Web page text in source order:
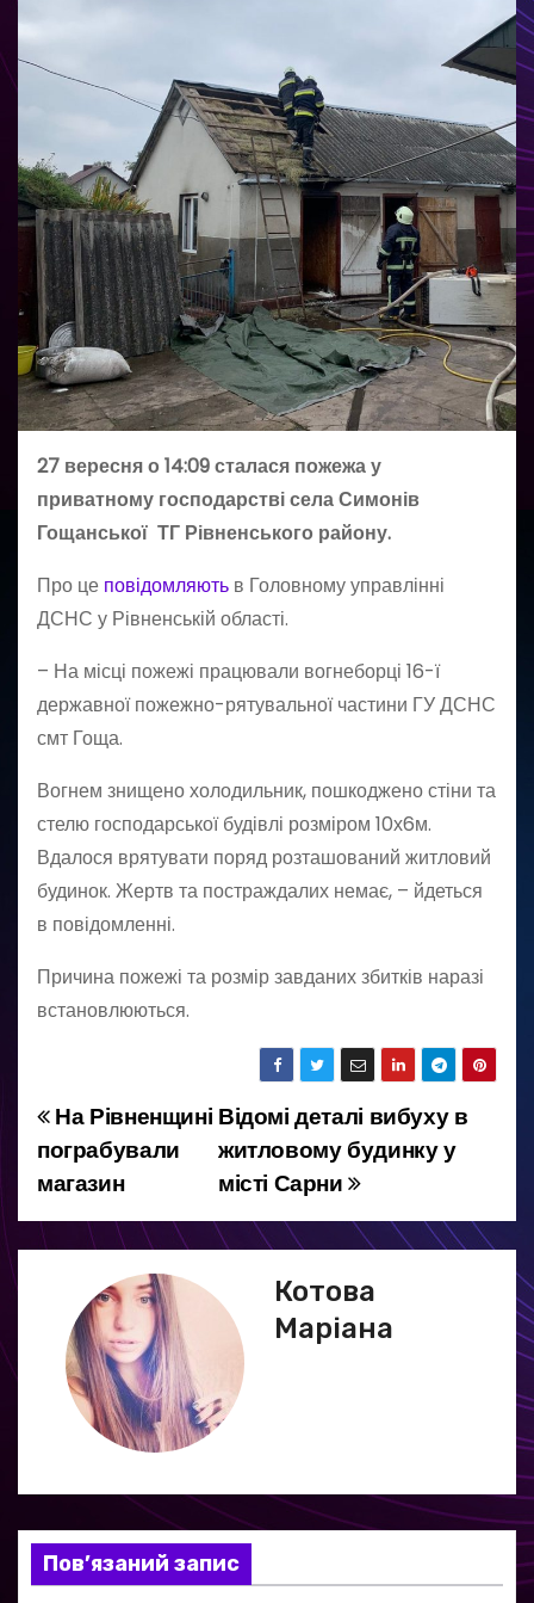
27 вересня о 14:09 сталася пожежа у
приватному господарстві села Симонів
Гощанської ТГ Рівненського району.
Про це повідомляють в Головному управлінні
ДСНС у Рівненській області.
– На місці пожежі працювали вогнеборці 16-ї
державної пожежно-рятувальної частини ГУ ДСНС
смт Гоща.
Вогнем знищено холодильник, пошкоджено стіни та
стелю господарської будівлі розміром 10х6м.
Вдалося врятувати поряд розташований житловий
будинок. Жертв та постраждалих немає, – йдеться
в повідомленні.
Причина пожежі та розмір завданих збитків наразі
встановлюються.
Н
а
в
я
з
Відомі деталі вибуху в
житловому будинку у
місті Сарни
На Рівненщині
пограбували
магазин
Котова
Маріана
Пов’язаний запис